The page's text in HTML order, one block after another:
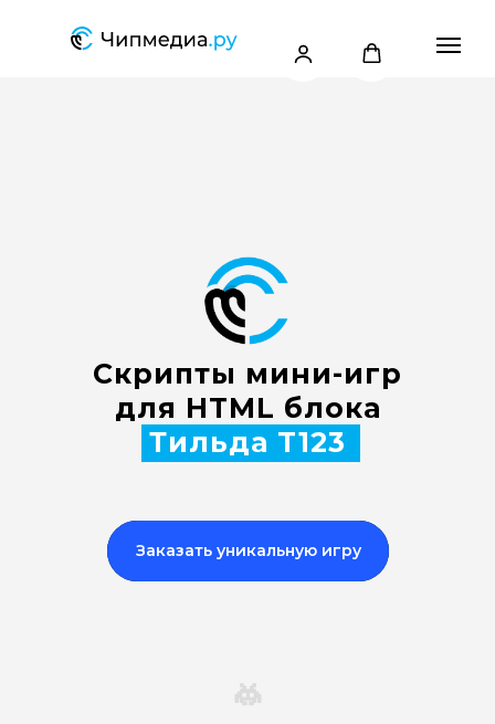
Скрипты мини-игр
для HTML блока
Тильда T123
Заказать уникальную игру